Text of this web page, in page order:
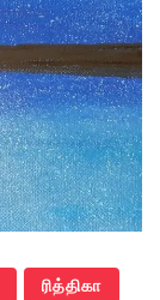
ரித்திகா